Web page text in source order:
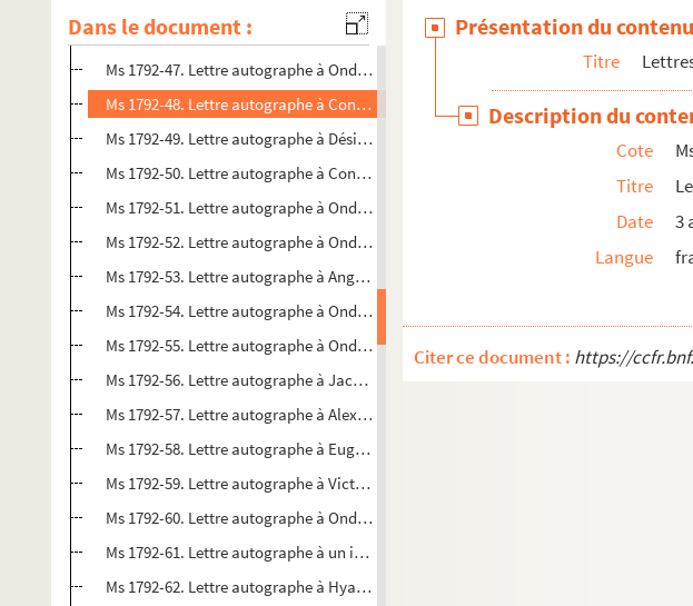
Dans le document :
Ms 1792-46. Lettre autographe à Ondine Valmore
Ms 1792-47. Lettre autographe à Ondine Valmore
Ms 1792-48. Lettre autographe à Constance Desbordes à Douai
Ms 1792-49. Lettre autographe à Désiré Devrez
Ms 1792-50. Lettre autographe à Constance Desbordes à Douai
Ms 1792-51. Lettre autographe à Ondine Valmore épouse Langlais
Ms 1792-52. Lettre autographe à Ondine Valmore, épouse Langlais à Saint-Chamond
Ms 1792-53. Lettre autographe à Angélique Anne Souvestre, écrite de Paris
Ms 1792-54. Lettre autographe à Ondine Valmore, épouse Langlais
Ms 1792-55. Lettre autographe à Ondine Valmore
Ms 1792-56. Lettre autographe à Jacques Langlais
Ms 1792-57. Lettre autographe à Alexandre Dumas à Bruxelles
Ms 1792-58. Lettre autographe à Eugène Fromentin
Ms 1792-59. Lettre autographe à Victor Hugo ou à Alexandre Dumas
Ms 1792-60. Lettre autographe à Ondine Valmore
Ms 1792-61. Lettre autographe à un inconnu
Ms 1792-62. Lettre autographe à Hyacinthe de Latouche, écrite de Lyon
Présentation du contenu
Titre
Description du
Cote
Titre
Date
3
Langue
Citer ce document : https://